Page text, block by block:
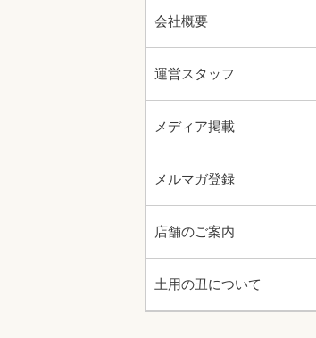
会社概要
運営スタッフ
メディア掲載
メルマガ登録
店舗のご案内
土用の丑について